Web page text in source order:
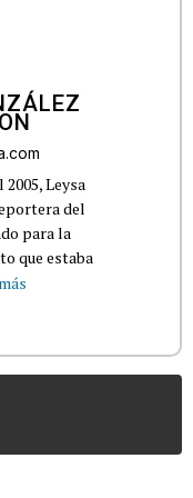
Leysa
del
para la
que estaba